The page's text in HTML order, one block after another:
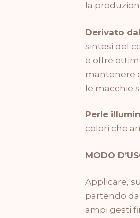
la
Derivato
sintesi del
e offre
mantenere
le macchie
Perle
colori che
MODO
Applicare,
partendo
ampi gesti